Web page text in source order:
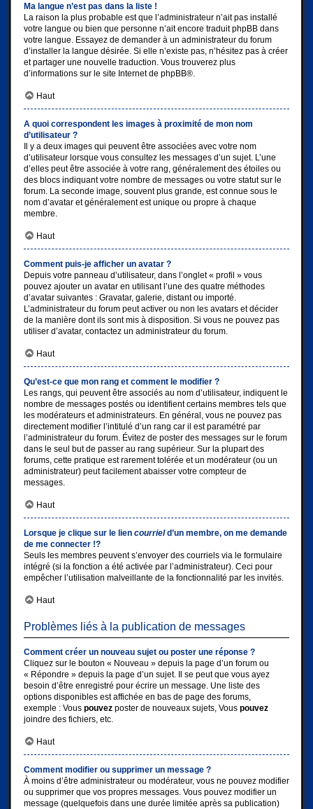
Ma langue n’est pas dans la liste !
La raison la plus probable est que l’administrateur n’ait pas installé
votre langue ou bien que personne n’ait encore traduit phpBB dans
votre langue. Essayez de demander à un administrateur du forum
d’installer la langue désirée. Si elle n’existe pas, n’hésitez pas à créer
et partager une nouvelle traduction. Vous trouverez plus
d’informations sur le site Internet de phpBB®.
Haut
A quoi correspondent les images à proximité de mon nom
d’utilisateur ?
Il y a deux images qui peuvent être associées avec votre nom
d’utilisateur lorsque vous consultez les messages d’un sujet. L’une
d’elles peut être associée à votre rang, généralement des étoiles ou
des blocs indiquant votre nombre de messages ou votre statut sur le
forum. La seconde image, souvent plus grande, est connue sous le
nom d’avatar et généralement est unique ou propre à chaque
membre.
Haut
Comment puis-je afficher un avatar ?
Depuis votre panneau d’utilisateur, dans l’onglet « profil » vous
pouvez ajouter un avatar en utilisant l’une des quatre méthodes
d’avatar suivantes : Gravatar, galerie, distant ou importé.
L’administrateur du forum peut activer ou non les avatars et décider
de la manière dont ils sont mis à disposition. Si vous ne pouvez pas
utiliser d’avatar, contactez un administrateur du forum.
Haut
Qu’est-ce que mon rang et comment le modifier ?
Les rangs, qui peuvent être associés au nom d’utilisateur, indiquent le
nombre de messages postés ou identifient certains membres tels que
les modérateurs et administrateurs. En général, vous ne pouvez pas
directement modifier l’intitulé d’un rang car il est paramétré par
l’administrateur du forum. Évitez de poster des messages sur le forum
dans le seul but de passer au rang supérieur. Sur la plupart des
forums, cette pratique est rarement tolérée et un modérateur (ou un
administrateur) peut facilement abaisser votre compteur de
messages.
Haut
Lorsque je clique sur le lien courrield’un membre, on me demande
de me connecter !?
Seuls les membres peuvent s’envoyer des courriels via le formulaire
intégré (si la fonction a été activée par l’administrateur). Ceci pour
empêcher l’utilisation malveillante de la fonctionnalité par les invités.
Haut
Problèmes liés à la publication de messages
Comment créer un nouveau sujet ou poster une réponse ?
Cliquez sur le bouton « Nouveau » depuis la page d’un forum ou
« Répondre » depuis la page d’un sujet. Il se peut que vous ayez
besoin d’être enregistré pour écrire un message. Une liste des
options disponibles est affichée en bas de page des forums,
exemple : Vous pouvez poster de nouveaux sujets, Vous pouvez
joindre des fichiers, etc.
Haut
Comment modifier ou supprimer un message ?
À moins d’être administrateur ou modérateur, vous ne pouvez modifier
ou supprimer que vos propres messages. Vous pouvez modifier un
message (quelquefois dans une durée limitée après sa publication)